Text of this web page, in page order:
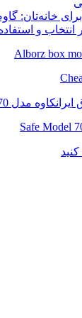
خانه‌تان: